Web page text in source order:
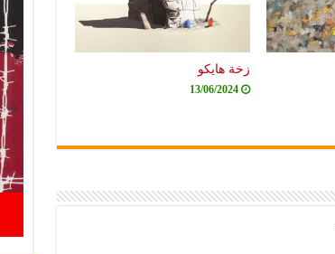
زخة هايكو
13/06/2024